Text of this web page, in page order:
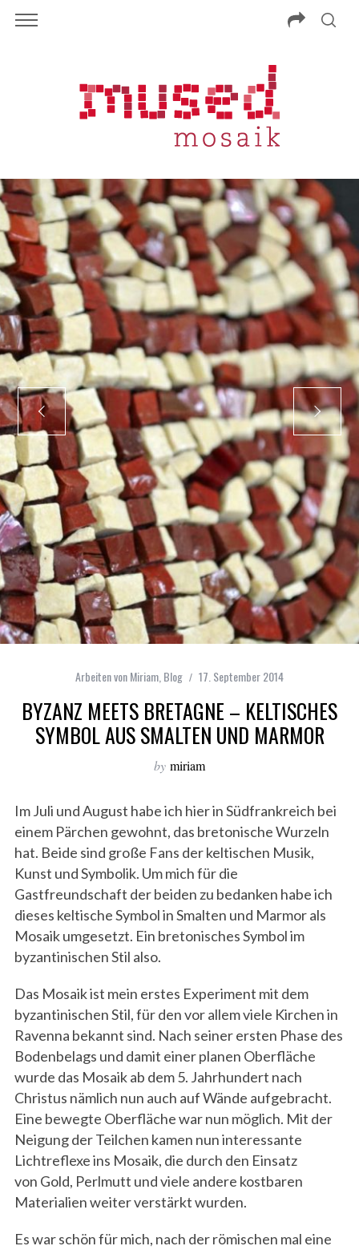
Arbeiten von Miriam Blog 17. September 2014
BYZANZ MEETS BRETAGNE – KELTISCHES
SYMBOL AUS SMALTEN UND MARMOR
by miriam
Im Juli und August habe ich hier in Südfrankreich bei
einem Pärchen gewohnt, das bretonische Wurzeln
hat. Beide sind große Fans der keltischen Musik,
Kunst und Symbolik. Um mich für die
Gastfreundschaft der beiden zu bedanken habe ich
dieses keltische Symbol in Smalten und Marmor als
Mosaik umgesetzt. Ein bretonisches Symbol im
byzantinischen Stil also.
Das Mosaik ist mein erstes Experiment mit dem
byzantinischen Stil, für den vor allem viele Kirchen in
Ravenna bekannt sind. Nach seiner ersten Phase des
Bodenbelags und damit einer planen Oberfläche
wurde das Mosaik ab dem 5. Jahrhundert nach
Christus nämlich nun auch auf Wände aufgebracht.
Eine bewegte Oberfläche war nun möglich. Mit der
Neigung der Teilchen kamen nun interessante
Lichtreflexe ins Mosaik, die durch den Einsatz
von Gold, Perlmutt und viele andere kostbaren
Materialien weiter verstärkt wurden.
Es war schön für mich, nach der römischen mal eine